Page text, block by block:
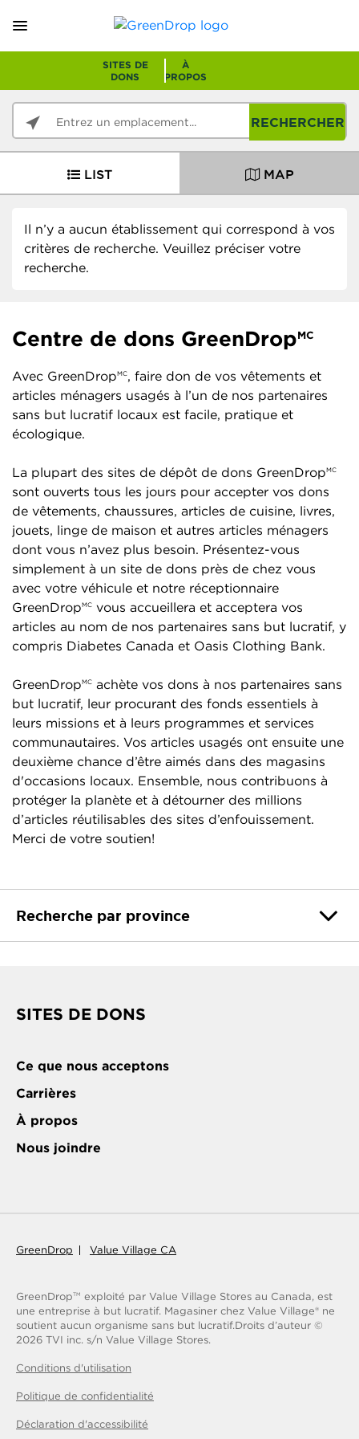
SITES DE
DONS
À
PROPOS
RECHERCHER
LIST MAP
Il n’y a aucun établissement qui correspond à vos
critères de recherche. Veuillez préciser votre
recherche.
Centre de dons GreenDropMC
Avec GreenDropMC, faire don de vos vêtements et
articles ménagers usagés à l’un de nos partenaires
sans but lucratif locaux est facile, pratique et
écologique.
La plupart des sites de dépôt de dons GreenDropMC
sont ouverts tous les jours pour accepter vos dons
de vêtements, chaussures, articles de cuisine, livres,
jouets, linge de maison et autres articles ménagers
dont vous n’avez plus besoin. Présentez-vous
simplement à un site de dons près de chez vous
avec votre véhicule et notre réceptionnaire
GreenDropMC vous accueillera et acceptera vos
articles au nom de nos partenaires sans but lucratif, y
compris Diabetes Canada et Oasis Clothing Bank.
GreenDropMC achète vos dons à nos partenaires sans
but lucratif, leur procurant des fonds essentiels à
leurs missions et à leurs programmes et services
communautaires. Vos articles usagés ont ensuite une
deuxième chance d’être aimés dans des magasins
d'occasions locaux. Ensemble, nous contribuons à
protéger la planète et à détourner des millions
d’articles réutilisables des sites d’enfouissement.
Merci de votre soutien!
Recherche par province
SITES DE DONS
Ce que nous acceptons
Carrières
À propos
Nous joindre
GreenDrop Value Village CA
GreenDropTM
exploité par Value Village Stores au Canada, est
une entreprise à but lucratif. Magasiner chez Value Village® ne
soutient aucun organisme sans but lucratif.Droits d’auteur ©
2026 TVI inc. s/n Value Village Stores.
Conditions d'utilisation
Politique de confidentialité
Déclaration d'accessibilité